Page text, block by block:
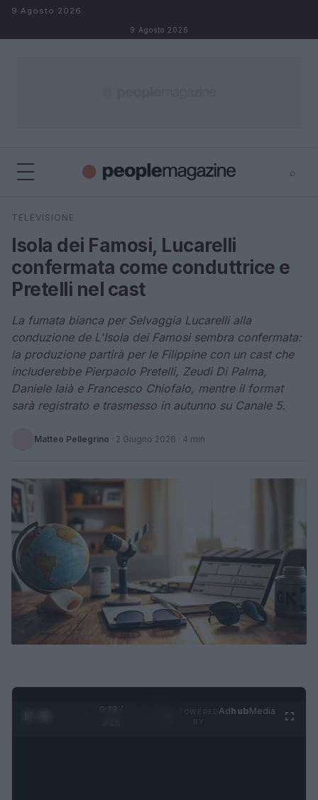
Salta al contenuto
9 Agosto 2026
9 Agosto 2026
⌕
Cerca
TELEVISIONE
Isola dei Famosi, Lucarelli
confermata come conduttrice e
Pretelli nel cast
La fumata bianca per Selvaggia Lucarelli alla
conduzione de L'Isola dei Famosi sembra confermata:
la produzione partirà per le Filippine con un cast che
includerebbe Pierpaolo Pretelli, Zeudi Di Palma,
Daniele Iaià e Francesco Chiofalo, mentre il format
sarà registrato e trasmesso in autunno su Canale 5.
Matteo Pellegrino · 2 Giugno 2026 · 4 min
0:29 /
AdhubMedia